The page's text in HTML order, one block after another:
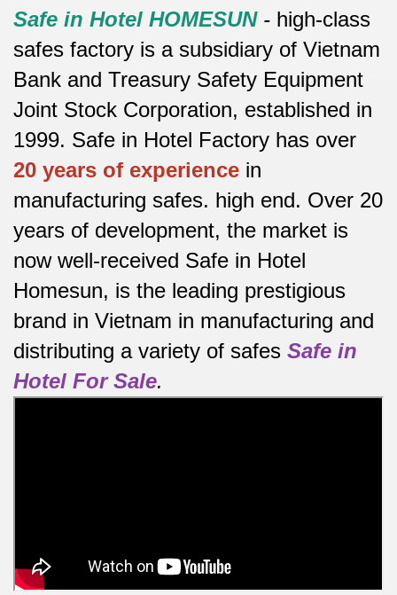
Safe in Hotel HOMESUN- high-class
safes factory is a subsidiary of Vietnam
Bank and Treasury Safety Equipment
Joint Stock Corporation, established in
1999. Safe in Hotel Factory has over
20 years of experience in
manufacturing safes. high end. Over 20
years of development, the market is
now well-received Safe in Hotel
Homesun, is the leading prestigious
brand in Vietnam in manufacturing and
distributing a variety of safes Safe in
Hotel For Sale.